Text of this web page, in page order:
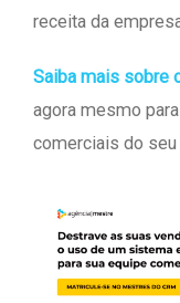
receita da
Saiba mais sobre
agora mesmo
comerciais do seu